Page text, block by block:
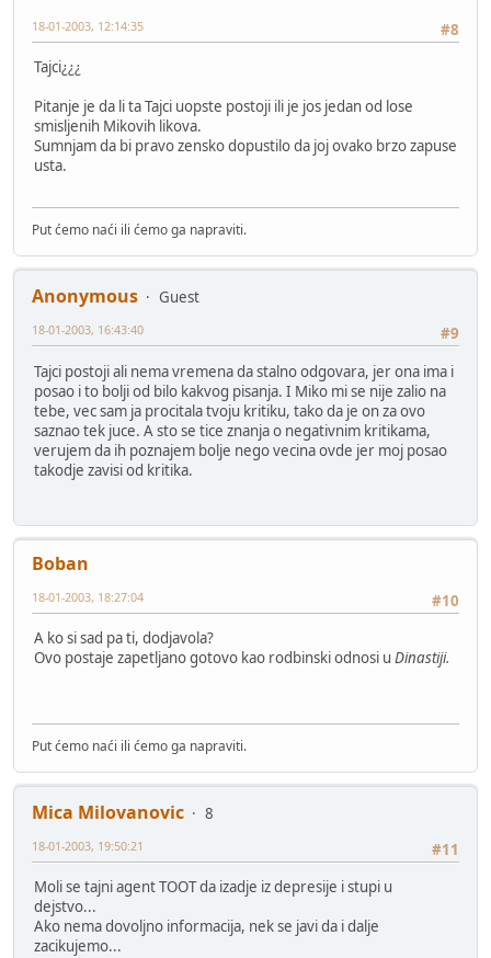
#8
18-01-2003, 12:14:35
Tajci¿¿¿
Pitanje je da li ta Tajci uopste postoji ili je jos jedan od lose
smisljenih Mikovih likova.
Sumnjam da bi pravo zensko dopustilo da joj ovako brzo zapuse
usta.
Put ćemo naći ili ćemo ga napraviti.
Anonymous
Guest
#9
18-01-2003, 16:43:40
Tajci postoji ali nema vremena da stalno odgovara, jer ona ima i
posao i to bolji od bilo kakvog pisanja. I Miko mi se nije zalio na
tebe, vec sam ja procitala tvoju kritiku, tako da je on za ovo
saznao tek juce. A sto se tice znanja o negativnim kritikama,
verujem da ih poznajem bolje nego vecina ovde jer moj posao
takodje zavisi od kritika.
Boban
#10
18-01-2003, 18:27:04
A ko si sad pa ti, dodjavola?
Ovo postaje zapetljano gotovo kao rodbinski odnosi u Dinastiji.
Put ćemo naći ili ćemo ga napraviti.
Mica Milovanovic
8
#11
18-01-2003, 19:50:21
Moli se tajni agent TOOT da izadje iz depresije i stupi u
dejstvo...
Ako nema dovoljno informacija, nek se javi da i dalje
zacikujemo...